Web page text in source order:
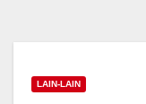
LAIN-LAIN